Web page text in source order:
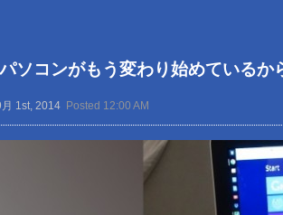
パソコンがもう変わり始めているか
1st, 2014 Posted 12:00 AM